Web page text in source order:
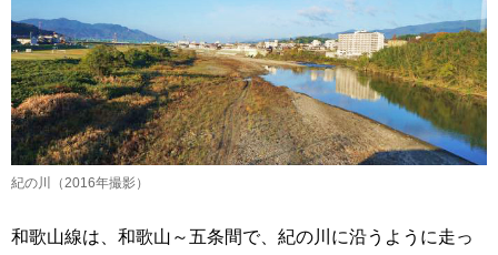
紀の川（2016年撮影）
和歌山線は、和歌山～五条間で、紀の川に沿うように走っ